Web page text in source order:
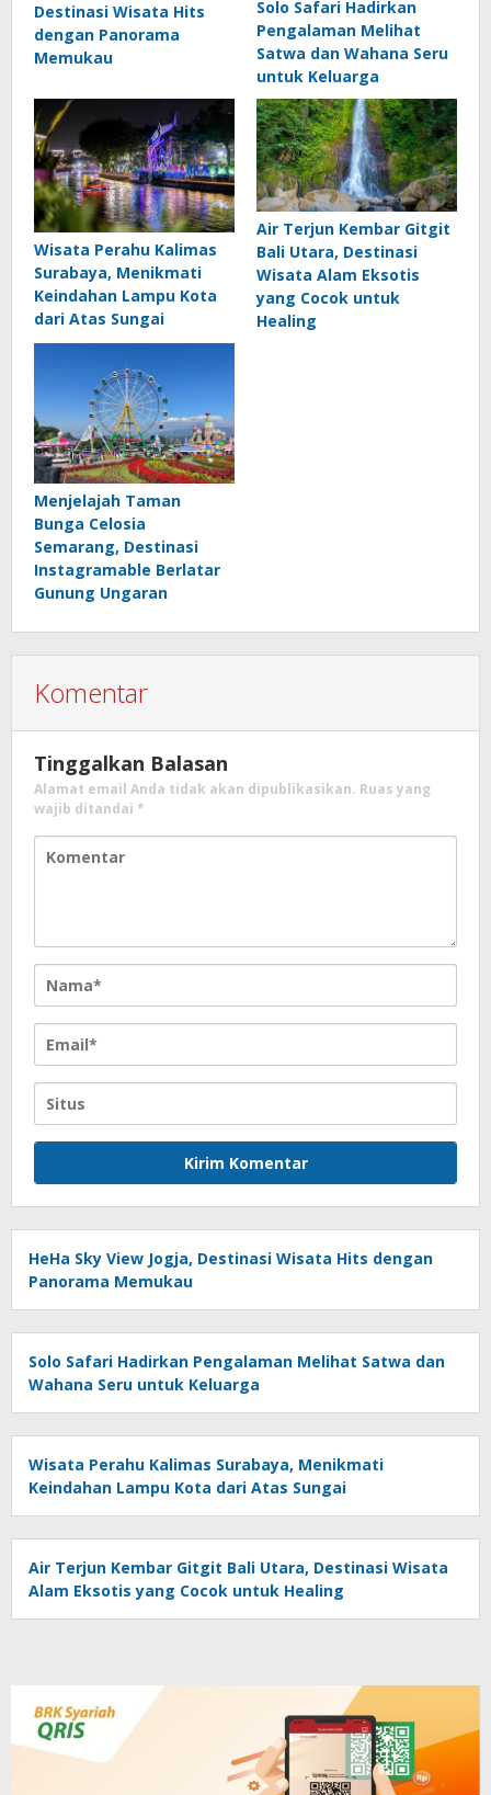
Destinasi Wisata Hits
dengan Panorama
Memukau
Solo Safari Hadirkan
Pengalaman Melihat
Satwa dan Wahana Seru
untuk Keluarga
Wisata Perahu Kalimas
Surabaya, Menikmati
Keindahan Lampu Kota
dari Atas Sungai
Air Terjun Kembar Gitgit
Bali Utara, Destinasi
Wisata Alam Eksotis
yang Cocok untuk
Healing
Menjelajah Taman
Bunga Celosia
Semarang, Destinasi
Instagramable Berlatar
Gunung Ungaran
Komentar
Tinggalkan Balasan
Alamat email Anda tidak akan dipublikasikan. Ruas yang
wajib ditandai *
HeHa Sky View Jogja, Destinasi Wisata Hits dengan
Panorama Memukau
Solo Safari Hadirkan Pengalaman Melihat Satwa dan
Wahana Seru untuk Keluarga
Wisata Perahu Kalimas Surabaya, Menikmati
Keindahan Lampu Kota dari Atas Sungai
Air Terjun Kembar Gitgit Bali Utara, Destinasi Wisata
Alam Eksotis yang Cocok untuk Healing